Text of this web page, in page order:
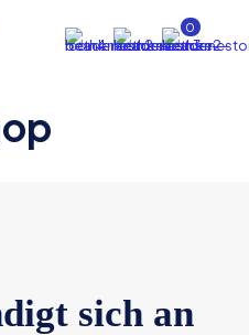
0
sich an